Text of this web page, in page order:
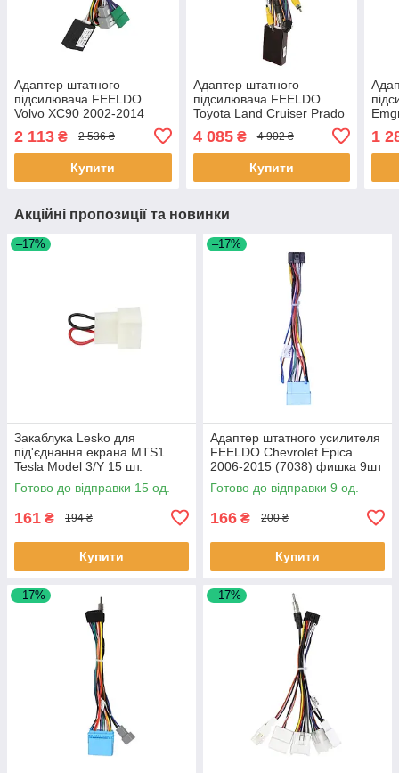
Адаптер штатного
підсилювача FEELDO
Volvo XC90 2002-2014
2 113 ₴ 2 536 ₴
Купити
Адаптер штатного
підсилювача FEELDO
Toyota Land Cruiser Prado
(120) 2002-2009 Lexus GX
470 2002-2009 CAN-BUS
2шт
4 085₴ 4 902 ₴
Купити
1
Акційні пропозиції та новинки
–17%
Закаблука Lesko для
під'єднання екрана MTS1
Tesla Model 3/Y 15 шт.
Готово до відправки 15 од.
161 ₴ 194 ₴
Купити
–17%
Адаптер штатного усилителя
FEELDO Chevrolet Epica
2006-2015 (7038) фишка 9шт
Готово до відправки 9 од.
166 ₴ 200 ₴
Купити
–17% –17%